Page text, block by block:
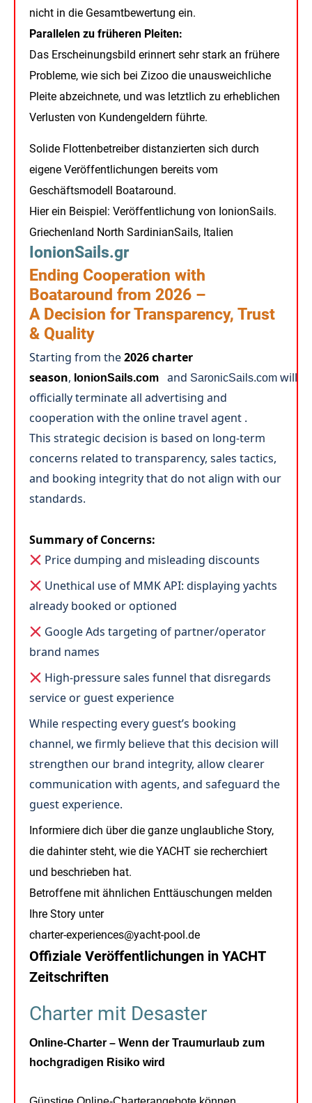
nicht in die Gesamtbewertung ein.
Parallelen zu früheren Pleiten:
Das Erscheinungsbild erinnert sehr stark an frühere
Probleme, wie sich bei Zizoo die unausweichliche
Pleite abzeichnete, und was letztlich zu erheblichen
Verlusten von Kundengeldern führte.
Solide Flottenbetreiber distanzierten sich durch
eigene Veröffentlichungen bereits vom
Geschäftsmodell Boataround.
Hier ein Beispiel: Veröffentlichung von IonionSails.
Griechenland North SardinianSails, Italien
IonionSails.gr
Ending Cooperation with
Boataround from 2026 –
A Decision for Transparency, Trust
& Quality
Starting from the2026 charter
season, IonionSails.com and SaronicSails.com will
officially terminate all advertising and
cooperation with the online travel agent .
This strategic decision is based on long-term
concerns related to transparency, sales tactics,
and booking integrity that do not align with our
standards.
Summary of Concerns:
Price dumping and misleading discounts
Unethical use of MMK API: displaying yachts
already booked or optioned
Google Ads targeting of partner/operator
brand names
High-pressure sales funnel that disregards
service or guest experience
While respecting every guest’s booking
channel, we firmly believe that this decision will
strengthen our brand integrity, allow clearer
communication with agents, and safeguard the
guest experience.
Informiere dich über die ganze unglaubliche Story,
die dahinter steht, wie die YACHT sie recherchiert
und beschrieben hat.
Betroffene mit ähnlichen Enttäuschungen melden
Ihre Story unter
charter-experiences@yacht-pool.de
Offiziale Veröffentlichungen in YACHT
Zeitschriften
Charter mit Desaster
Online-Charter – Wenn der Traumurlaub zum
hochgradigen Risiko wird